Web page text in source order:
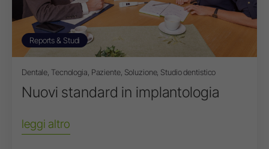
Reports & Studi
Dentale, Tecnologia, Paziente, Soluzione, Studio dentistico
Nuovi standard in implantologia
leggi altro